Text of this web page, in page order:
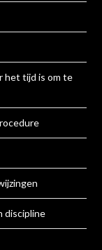
het tijd is om te
discipline